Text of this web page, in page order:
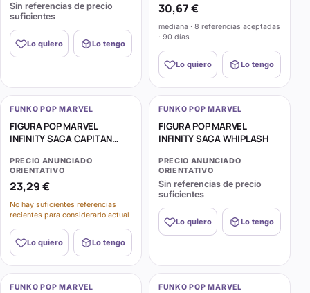
Sin referencias de precio
suficientes
Lo quiero Lo tengo
30,67 €
mediana · 8 referencias aceptadas
· 90 días
Lo quiero Lo tengo
FUNKO POP MARVEL
FIGURA POP MARVEL
INFINITY SAGA CAPITAN
PRECIO ANUNCIADO
ORIENTATIVO
23,29 €
No hay suficientes referencias
recientes para considerarlo actual
Lo quiero Lo tengo
FUNKO POP MARVEL
FIGURA POP MARVEL
INFINITY SAGA WHIPLASH
PRECIO ANUNCIADO
ORIENTATIVO
Sin referencias de precio
suficientes
Lo quiero Lo tengo
FUNKO POP MARVEL FUNKO POP MARVEL